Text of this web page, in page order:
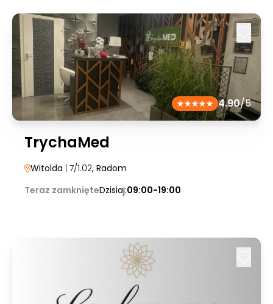
4.90/5
TrychaMed
Witolda | 7/1.02, Radom
Teraz zamknięteDzisiaj:09:00-19:00